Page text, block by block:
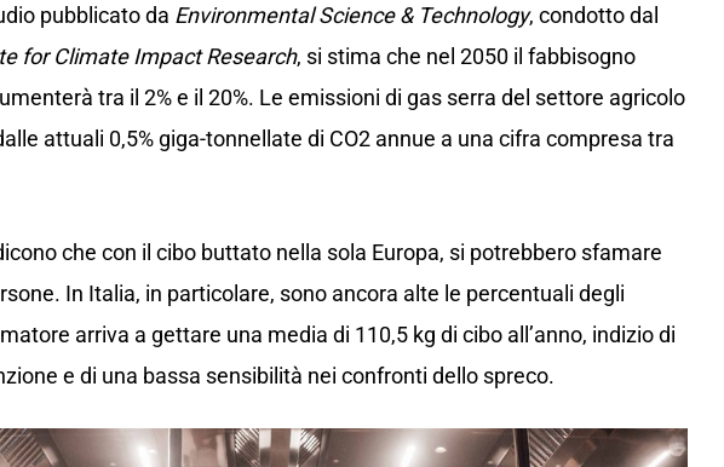
pubblicato da Environmental Science & Technology, condotto dal
for Climate Impact Research, si stima che nel 2050 il fabbisogno
tra il 2% e il 20%. Le emissioni di gas serra del settore agricolo
attuali 0,5% giga-tonnellate di CO2 annue a una cifra compresa tra
che con il cibo buttato nella sola Europa, si potrebbero sfamare
In Italia, in particolare, sono ancora alte le percentuali degli
arriva a gettare una media di 110,5 kg di cibo all’anno, indizio di
e di una bassa sensibilità nei confronti dello spreco.